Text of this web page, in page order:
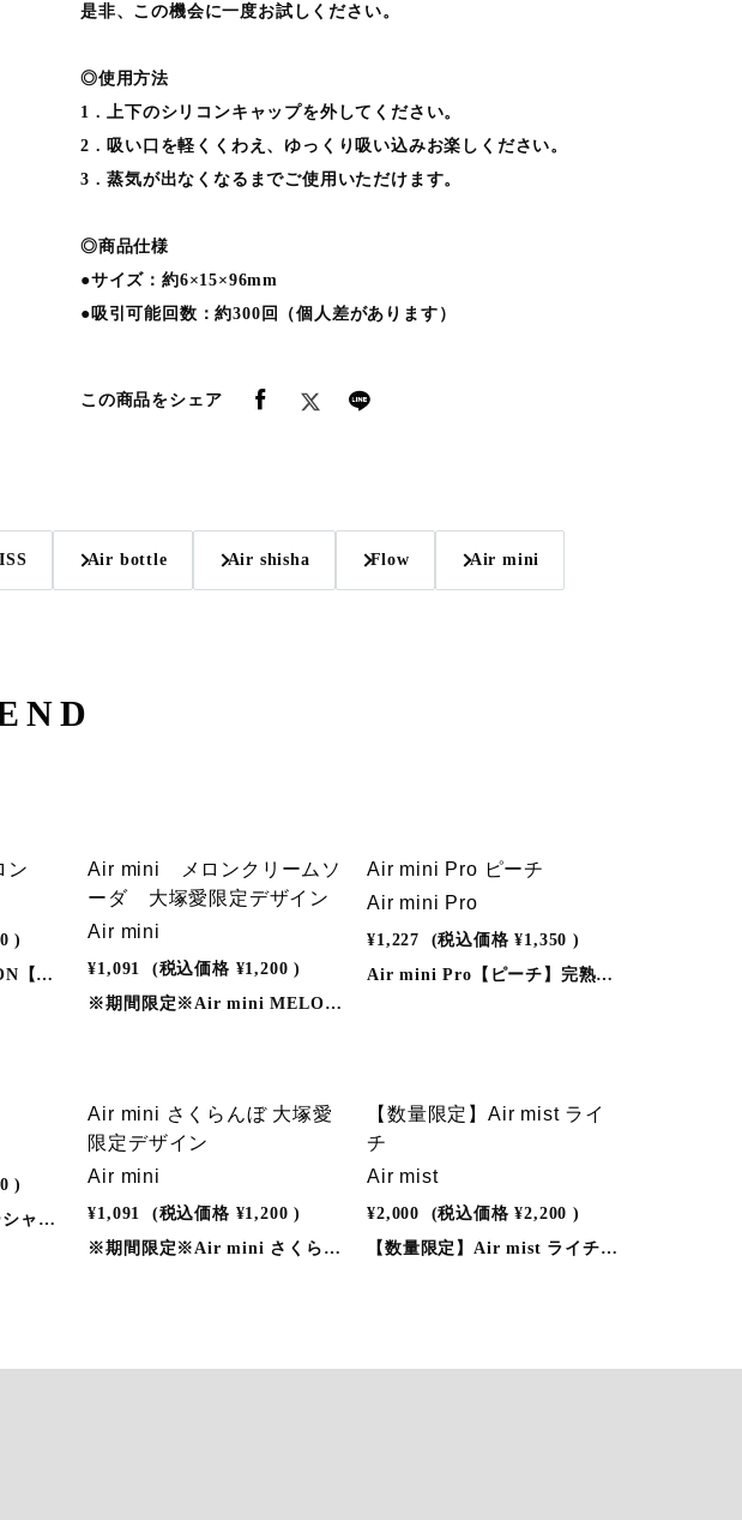
是非、この機会に一度お試しください。
◎使用方法
1 . 上下のシリコンキャップを外してください。
2 . 吸い口を軽くくわえ、ゆっくり吸い込みお楽しください。
3 . 蒸気が出なくなるまでご使用いただけます。
◎商品仕様
●サイズ：約6×15×96mm
●吸引可能回数：約300回（個人差があります）
この商品をシェア
Air bottle Air shisha Flow Air mini
ン
)
Air mini LOYAL MELON【ロイヤルメロン】Air miniが最高品質へパワーアップリニューアル。①フレーバー品質の向上。②バッテリーの改良。③吸引口を大型化。④パッケージデザインの変更。◎しっかりとした風味とリラックスの香り。◎蒸気には有害物質を含まないので安心。◎嫌な匂いなし。◎充電器、別売りキットも必要なし。◎メンテナンスやクリーニングの必要もなし。カラダにも環境にも優しい「Air mini」を是非、この機会に一度お試しください。◎使用方法1 . 上下のシリコンキャップを外してください。2 . 吸い口を軽くくわえ、ゆっくり吸い込みお楽しください。3 . 蒸気が出なくなるまでご使用いただけます。◎商品仕様●サイズ：約6×15×96mm●吸引可能回数：約300回（個人差があります）
SOLD OUT
Air mini メロンクリームソ
ーダ 大塚愛限定デザイン
Air mini
¥1,091 (税込価格 ¥1,200 )
※期間限定※Air mini MELON CREAM SODAAir miniが最高品質へパワーアップリニューアル。①フレーバー品質の向上。②バッテリーの改良。③吸引口を大型化。④パッケージデザインの変更。◎しっかりとした風味とリラックスの香り。◎蒸気には有害物質を含まないので安心。◎嫌な匂いなし。◎充電器、別売りキットも必要なし。◎メンテナンスやクリーニングの必要もなし。カラダにも環境にも優しい「Air mini」を是非、この機会に一度お試しください。◎使用方法1 . 上下のシリコンキャップを外してください。2 . 吸い口を軽くくわえ、ゆっくり吸い込みお楽しください。3 . 蒸気が出なくなるまでご使用いただけます。◎商品仕様●サイズ：約6×15×96mm●吸引可能回数：約300回（個人差があります）
Air mini Pro ピーチ
Air mini Pro
¥1,227 (税込価格 ¥1,350 )
Air mini Pro【ピーチ】完熟ピーチのような甘く柔らかな味わい。 ふんわり香る桃の香りで、癒しのひとときを演出。◎Air mini Proが選ばれる理由【たっぷり吸える約800回分】 コンパクトなサイズながら、紙タバコ約4箱分に相当する約800回吸引可能。経済的かつ長持ちで、日常のちょっとしたリラックスタイムに最適です。※吸引回数は個人差があります。【業界最先端のFEELM MAXコイル搭載】革新的なセラミックコイル「FEELM MAX」を採用。液漏れや焦げの心配なく、初めから最後まで変わらない豊かな風味と快適な吸い心地をお届けします。【充電・交換不要の簡単設計】 リキッド交換や充電の煩わしさを一切省いた、手間いらずの使いきり設計。誰でも手軽にシーシャ体験が楽しめます。【日本人の好みに合わせた豊富なフレーバー】 甘くてジューシー、まるでお菓子のように楽しめる全6種類の厳選フレーバー。お気に入りの味を見つけて、日常を特別なひとときに。【安心の保証付き】 商品一つ一つを丁寧に検品し、安全品質を徹底管理。万が一初期不良があった場合はお問い合わせフォームよりご連絡ください。迅速に新品交換または返金対応いたします。◎使用方法1 本体上下のシリコンキャップを外してください。2 吸い口を軽くくわえ、ゆっくり吸い込んでください。◎商品仕様 ・サイズ：約1.6×1.6×11.8cm ・吸引可能回数：約800回（使用状況により個人差があります）
)
Air mini OCEAN【オーシャン】Air miniが最高品質へパワーアップリニューアル。①フレーバー品質の向上。②バッテリーの改良。③吸引口を大型化。④パッケージデザインの変更。◎しっかりとした風味とリラックスの香り。◎蒸気には有害物質を含まないので安心。◎嫌な匂いなし。◎充電器、別売りキットも必要なし。◎メンテナンスやクリーニングの必要もなし。カラダにも環境にも優しい「Air mini」を是非、この機会に一度お試しください。◎使用方法1 . 上下のシリコンキャップを外してください。2 . 吸い口を軽くくわえ、ゆっくり吸い込みお楽しください。3 . 蒸気が出なくなるまでご使用いただけます。◎商品仕様●サイズ：約6×15×96mm●吸引可能回数：約300回（個人差があります）
Air mini さくらんぼ 大塚愛
限定デザイン
Air mini
¥1,091 (税込価格 ¥1,200 )
※期間限定※Air mini さくらんぼAir miniが最高品質へパワーアップリニューアル。①フレーバー品質の向上。②バッテリーの改良。③吸引口を大型化。④パッケージデザインの変更。◎しっかりとした風味とリラックスの香り。◎蒸気には有害物質を含まないので安心。◎嫌な匂いなし。◎充電器、別売りキットも必要なし。◎メンテナンスやクリーニングの必要もなし。カラダにも環境にも優しい「Air mini」を是非、この機会に一度お試しください。◎使用方法1 . 上下のシリコンキャップを外してください。2 . 吸い口を軽くくわえ、ゆっくり吸い込みお楽しください。3 . 蒸気が出なくなるまでご使用いただけます。◎商品仕様●サイズ：約6×15×96mm●吸引可能回数：約300回（個人差があります）
NEW
【数量限定】Air mist ライ
チ
Air mist
¥2,000 (税込価格 ¥2,200 )
【数量限定】Air mist ライチ◎しっかりとした風味とリラックスの香り。◎蒸気には有害物質を含まないので安心。◎嫌な匂いなし。◎充電器、別売りキットも必要なし。◎メンテナンスやクリーニングの必要もなし。カラダにも環境にも優しい「Air mist」を是非、この機会に一度お試しください。◎使用方法1 . 上下のシリコンキャップを外してください。2 . 吸い口を軽くくわえ、ゆっくり吸い込みお楽しみください。3 . 蒸気が出なくなるまでご使用いただけます。◎商品仕様●サイズ：約111.6×20×20mm●吸引可能回数：約2,000回（個人差があります）※画像はイメージです。実際の商品とはデザイン・仕様が一部異なる場合がございます。※リキッド入り本体(バッテリー内蔵)に限り、3か月間の動作保証をしております。尚、保証対象は、正しい使用方法により生じた初期不良のみとなっております。※落下や改造により生じた障害等は、保証対象外となりますので、正しく安全にお使いいただきますようお願い申し上げます。